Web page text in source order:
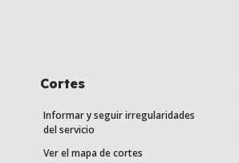
Cortes
Informar y seguir irregularidades
del servicio
Ver el mapa de cortes